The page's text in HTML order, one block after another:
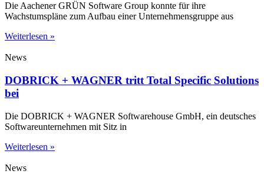
Die Aachener GRÜN Software Group konnte für ihre
Wachstumspläne zum Aufbau einer Unternehmensgruppe aus
Weiterlesen »
News
DOBRICK + WAGNER tritt Total Specific Solutions
bei
Die DOBRICK + WAGNER Softwarehouse GmbH, ein deutsches
Softwareunternehmen mit Sitz in
Weiterlesen »
News